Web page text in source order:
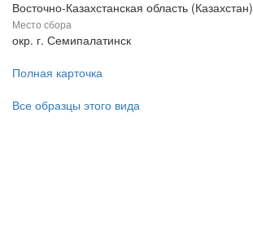
Восточно-Казахстанская область (Казахстан)
Место сбора
окр. г. Семипалатинск
Полная карточка
Все образцы этого вида